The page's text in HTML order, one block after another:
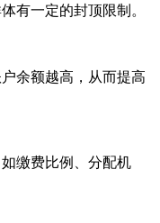
有一定的封顶限制。
余额越高，从而提高
缴费比例、分配机